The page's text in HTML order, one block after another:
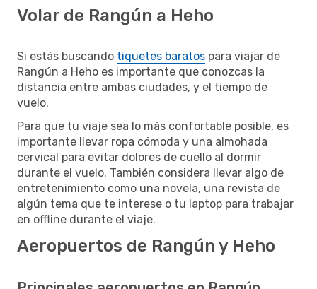
Volar de Rangún a Heho
Si estás buscando tiquetes baratos para viajar de
Rangún a Heho es importante que conozcas la
distancia entre ambas ciudades, y el tiempo de
vuelo.
Para que tu viaje sea lo más confortable posible, es
importante llevar ropa cómoda y una almohada
cervical para evitar dolores de cuello al dormir
durante el vuelo. También considera llevar algo de
entretenimiento como una novela, una revista de
algún tema que te interese o tu laptop para trabajar
en offline durante el viaje.
Aeropuertos de Rangún y Heho